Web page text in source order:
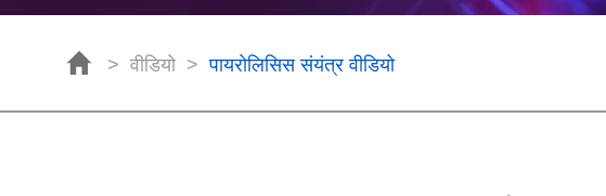
> वीडियो>पायरोलिसिस संयंत्र वीडियो